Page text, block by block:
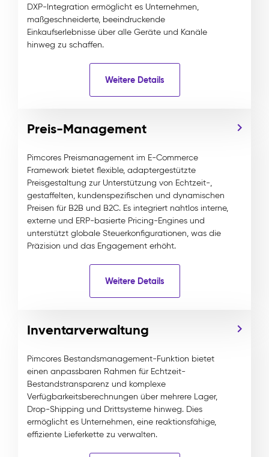
DXP-Integration ermöglicht es Unternehmen,
maßgeschneiderte, beeindruckende
Einkaufserlebnisse über alle Geräte und Kanäle
hinweg zu schaffen.
Weitere Details
Preis-Management
Pimcores Preismanagement im E-Commerce
Framework bietet flexible, adaptergestützte
Preisgestaltung zur Unterstützung von Echtzeit-,
gestaffelten, kundenspezifischen und dynamischen
Preisen für B2B und B2C. Es integriert nahtlos interne,
externe und ERP-basierte Pricing-Engines und
unterstützt globale Steuerkonfigurationen, was die
Präzision und das Engagement erhöht.
Weitere Details
Inventarverwaltung
Pimcores Bestandsmanagement-Funktion bietet
einen anpassbaren Rahmen für Echtzeit-
Bestandstransparenz und komplexe
Verfügbarkeitsberechnungen über mehrere Lager,
Drop-Shipping und Drittsysteme hinweg. Dies
ermöglicht es Unternehmen, eine reaktionsfähige,
effiziente Lieferkette zu verwalten.